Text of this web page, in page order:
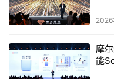
此外，现如今定制化已
AMD在定制化领域有很
性能 IP 产品组合，并
地将第三方和客户 IP进
2026
摩
能